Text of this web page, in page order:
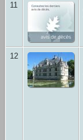
11
12